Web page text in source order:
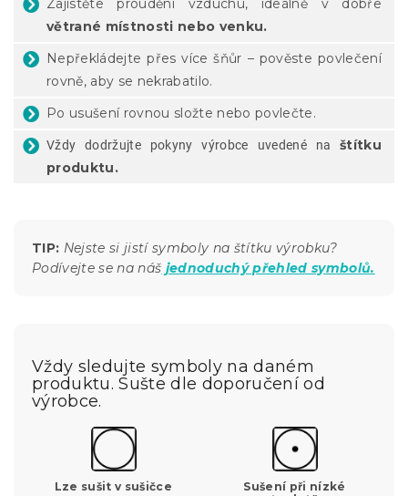
Zajistěte proudění vzduchu, ideálně v dobře
větrané místnosti nebo venku.
Nepřekládejte přes více šňůr – pověste povlečení
rovně, aby se nekrabatilo.
Po usušení rovnou složte nebo povlečte.
Vždy dodržujte pokyny výrobce uvedené na štítku
produktu.
TIP: Nejste si jistí symboly na štítku výrobku?
Podívejte se na náš jednoduchý přehled symbolů.
Vždy sledujte symboly na daném
produktu. Sušte dle doporučení od
výrobce.
Lze sušit v sušičce
Sušení při nízké